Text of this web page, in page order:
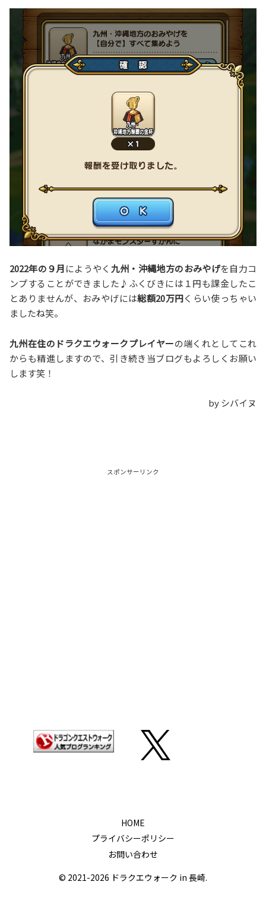
2022年の９月にようやく 九州・沖縄地方のおみやげを自力コ
ンプすることができました♪ふくびきには１円も課金したこ
とありませんが、おみやげには総額20万円くらい使っちゃい
ましたね笑。
九州在住のドラクエウォークプレイヤーの端くれとしてこれ
からも精進しますので、引き続き当ブログもよろしくお願い
します笑！
by シバイヌ
スポンサーリンク
HOME
プライバシーポリシー
お問い合わせ
© 2021-2026 ドラクエウォーク in 長崎.